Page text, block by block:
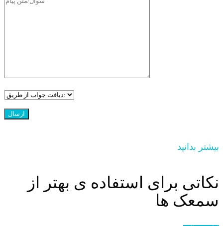
بیشتر بدانید
نکاتی برای استفاده ی بهتر از
سمعک ها